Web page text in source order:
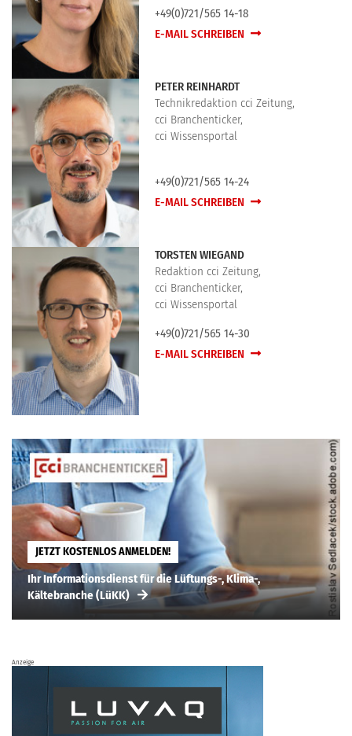
+49(0)721/565 14-18
E-MAIL SCHREIBEN
PETER REINHARDT
Technikredaktion cci Zeitung,
cci Branchenticker,
cci Wissensportal
+49(0)721/565 14-24
E-MAIL SCHREIBEN
TORSTEN WIEGAND
Redaktion cci Zeitung,
cci Branchenticker,
cci Wissensportal
+49(0)721/565 14-30
E-MAIL SCHREIBEN
JETZT KOSTENLOS ANMELDEN!
Ihr Informationsdienst für die Lüftungs-, Klima-,
Kältebranche (LüKK)
Anzeige